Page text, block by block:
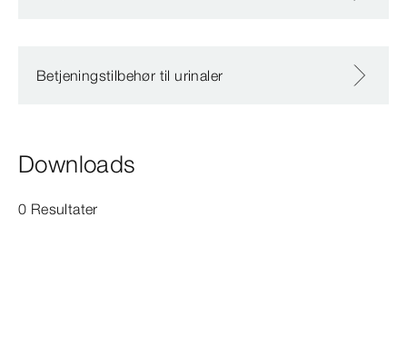
Betjeningstilbehør til urinaler
Downloads
0 Resultater